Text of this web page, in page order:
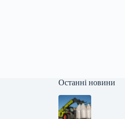
Останні новини